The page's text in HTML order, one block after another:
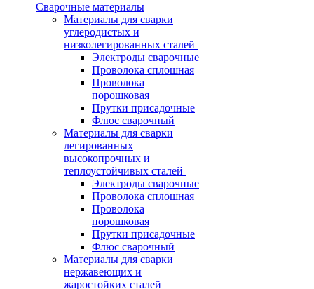
Сварочные материалы
Материалы для сварки
углеродистых и
низколегированных сталей
Электроды сварочные
Проволока сплошная
Проволока
порошковая
Прутки присадочные
Флюс сварочный
Материалы для сварки
легированных
высокопрочных и
теплоустойчивых сталей
Электроды сварочные
Проволока сплошная
Проволока
порошковая
Прутки присадочные
Флюс сварочный
Материалы для сварки
нержавеющих и
жаростойких сталей